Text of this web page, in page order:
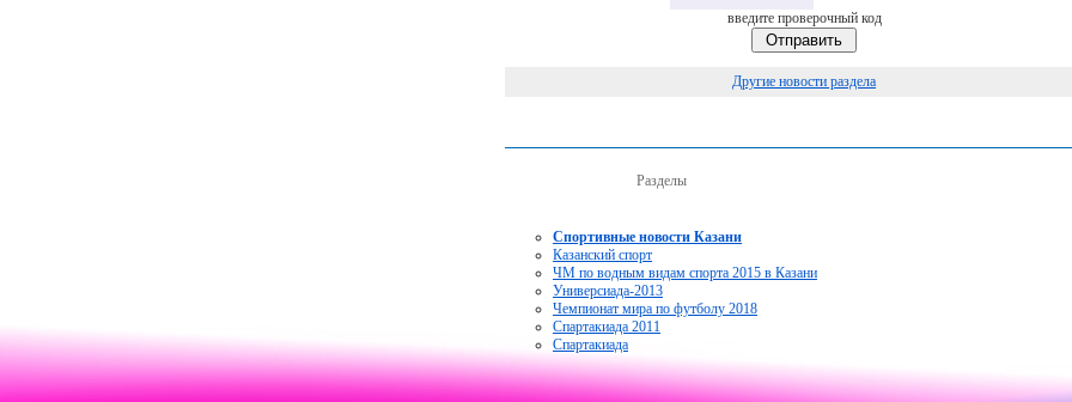
введите проверочный код
Другие новости раздела
Разделы
Спортивные новости Казани
Казанский спорт
ЧМ по водным видам спорта 2015 в Казани
Универсиада-2013
Чемпионат мира по футболу 2018
Спартакиада 2011
Спартакиада